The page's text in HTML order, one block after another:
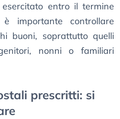
entro il termine
importante controllare
buoni, soprattutto quelli
nonni o familiari
prescritti: si